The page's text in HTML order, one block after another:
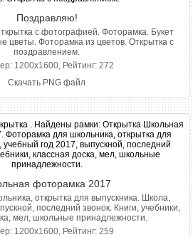
Поздравляю!
с фотографией. Фоторамка. Букет
цветы. Фоторамка из цветов. Открытка с
поздравлением.
1200x1600, Рейтинг: 272
Скачать PNG файл
фоторамка 2017
открытка для выпускника. Школа,
последний звонок. Книги, учебники,
мел, школьные принадлежности.
1200x1600, Рейтинг: 259